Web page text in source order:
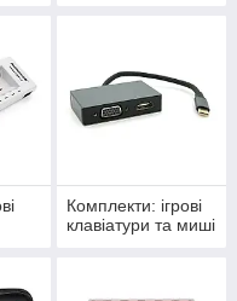
Комплекти: ігрові
клавіатури та миші